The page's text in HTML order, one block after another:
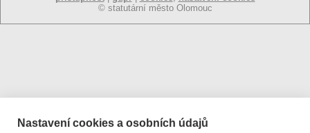
© statutární město Olomouc
Nastavení cookies a osobních údajů